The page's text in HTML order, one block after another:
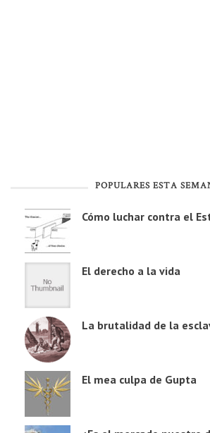
POPULARES ESTA
Cómo luchar contra el
El derecho a la vida
La brutalidad de la
El mea culpa de Gupta